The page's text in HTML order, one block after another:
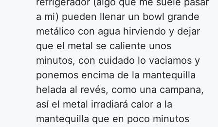
a mi) pueden llenar un bowl grande
metálico con agua hirviendo y dejar
que el metal se caliente unos
minutos, con cuidado lo vaciamos y
ponemos encima de la mantequilla
helada al revés, como una campana,
así el metal irradiará calor a la
mantequilla que en poco minutos